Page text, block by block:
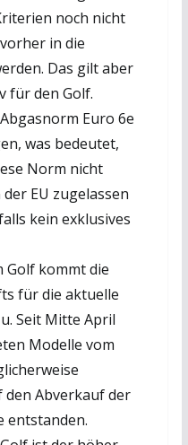
noch nicht
in die
Das gilt aber
für den Golf.
Euro 6e
was bedeutet,
Norm nicht
EU zugelassen
kein exklusives
Golf kommt die
für die aktuelle
Seit Mitte April
Modelle vom
den Abverkauf der
entstanden.